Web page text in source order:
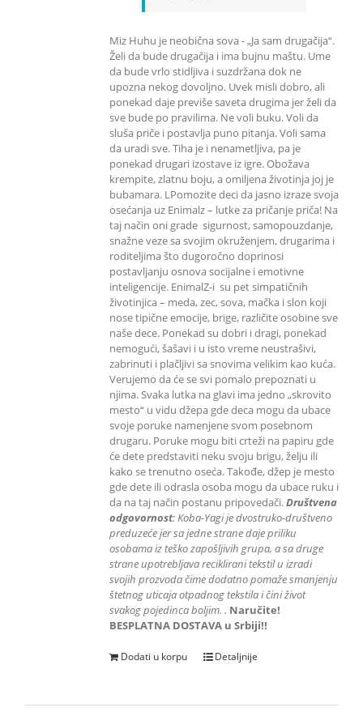
Miz Huhu je neobična sova - „Ja sam drugačija“.
Želi da bude drugačija i ima bujnu maštu. Ume
da bude vrlo stidljiva i suzdržana dok ne
upozna nekog dovoljno. Uvek misli dobro, ali
ponekad daje previše saveta drugima jer želi da
sve bude po pravilima. Ne voli buku. Voli da
sluša priče i postavlja puno pitanja. Voli sama
da uradi sve. Tiha je i nenametljiva, pa je
ponekad drugari izostave iz igre. Obožava
krempite, zlatnu boju, a omiljena životinja joj je
bubamara. LPomozite deci da jasno izraze svoja
osećanja uz Enimalz – lutke za pričanje priča! Na
taj način oni grade sigurnost, samopouzdanje,
snažne veze sa svojim okruženjem, drugarima i
roditeljima što dugoročno doprinosi
postavljanju osnova socijalne i emotivne
inteligencije. EnimalZ-i su pet simpatičnih
životinjica – meda, zec, sova, mačka i slon koji
nose tipične emocije, brige, različite osobine sve
naše dece. Ponekad su dobri i dragi, ponekad
nemogući, šašavi i u isto vreme neustrašivi,
zabrinuti i plačljivi sa snovima velikim kao kuća.
Verujemo da će se svi pomalo prepoznati u
njima. Svaka lutka na glavi ima jedno „skrovito
mesto“ u vidu džepa gde deca mogu da ubace
svoje poruke namenjene svom posebnom
drugaru. Poruke mogu biti crteži na papiru gde
će dete predstaviti neku svoju brigu, želju ili
kako se trenutno oseća. Takođe, džep je mesto
gde dete ili odrasla osoba mogu da ubace ruku i
da na taj način postanu pripovedači.Društvena
odgovornost: Koba-Yagi je dvostruko-društveno
preduzeće jer sa jedne strane daje priliku
osobama iz teško zapošljivih grupa, a sa druge
strane upotrebljava reciklirani tekstil u izradi
svojih prozvoda čime dodatno pomaže smanjenju
štetnog uticaja otpadnog tekstila i čini život
svakog pojedinca boljim. . Naručite!
BESPLATNA DOSTAVA u Srbiji!!
Dodati u korpu Detaljnije